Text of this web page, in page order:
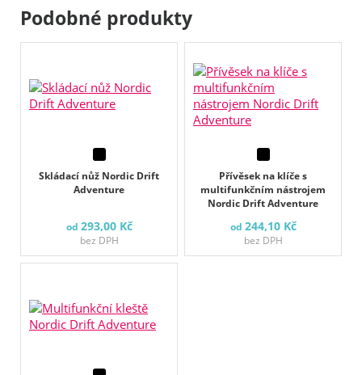
Podobné produkty
Skládací nůž Nordic Drift
Adventure
od 293,00 Kč
bez DPH
Přívěsek na klíče s
multifunkčním nástrojem
Nordic Drift Adventure
od 244,10 Kč
bez DPH